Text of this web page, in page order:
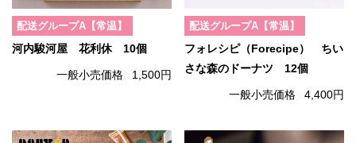
配送グループA【常温】
河内駿河屋 花利休 10個
一般小売価格 1,500円
配送グループA【常温】
フォレシピ（Forecipe） ちい
さな森のドーナツ 12個
一般小売価格 4,400円